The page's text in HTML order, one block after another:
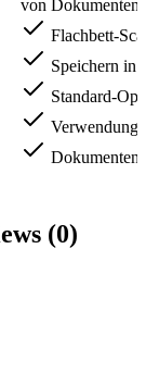
von
Flachbett-
Speichern in
Standard-
Verwendung
(0)